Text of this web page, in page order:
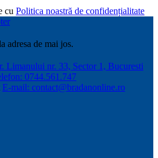
cu Politica noastră de confidențialitate
adresa de mai jos.
Limanului nr. 33, Sector 1, Bucuresti
0744.561.747
E-mail: contact@bradanonline.ro